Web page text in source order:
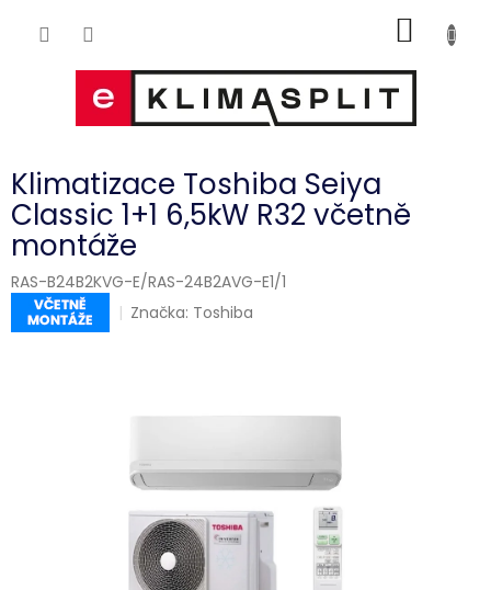
KOŠÍK
Klimatizace Toshiba Seiya
Classic 1+1 6,5kW R32 včetně
montáže
RAS-B24B2KVG-E/RAS-24B2AVG-E1/1
Značka: Toshiba